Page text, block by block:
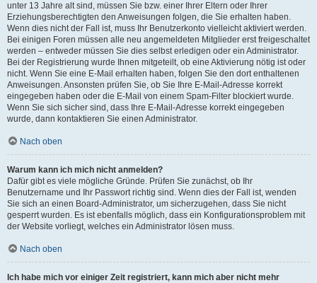
unter 13 Jahre alt sind, müssen Sie bzw. einer Ihrer Eltern oder Ihrer
Erziehungsberechtigten den Anweisungen folgen, die Sie erhalten haben.
Wenn dies nicht der Fall ist, muss Ihr Benutzerkonto vielleicht aktiviert werden.
Bei einigen Foren müssen alle neu angemeldeten Mitglieder erst freigeschaltet
werden – entweder müssen Sie dies selbst erledigen oder ein Administrator.
Bei der Registrierung wurde Ihnen mitgeteilt, ob eine Aktivierung nötig ist oder
nicht. Wenn Sie eine E-Mail erhalten haben, folgen Sie den dort enthaltenen
Anweisungen. Ansonsten prüfen Sie, ob Sie Ihre E-Mail-Adresse korrekt
eingegeben haben oder die E-Mail von einem Spam-Filter blockiert wurde.
Wenn Sie sich sicher sind, dass Ihre E-Mail-Adresse korrekt eingegeben
wurde, dann kontaktieren Sie einen Administrator.
Nach oben
Warum kann ich mich nicht anmelden?
Dafür gibt es viele mögliche Gründe. Prüfen Sie zunächst, ob Ihr
Benutzername und Ihr Passwort richtig sind. Wenn dies der Fall ist, wenden
Sie sich an einen Board-Administrator, um sicherzugehen, dass Sie nicht
gesperrt wurden. Es ist ebenfalls möglich, dass ein Konfigurationsproblem mit
der Website vorliegt, welches ein Administrator lösen muss.
Nach oben
Ich habe mich vor einiger Zeit registriert, kann mich aber nicht mehr